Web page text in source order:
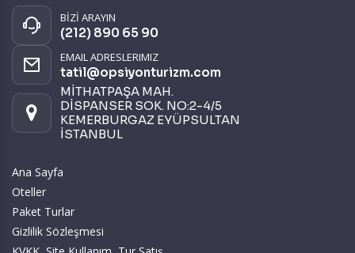
BİZİ ARAYIN
(212) 890 65 90
EMAIL ADRESLERIMIZ
tatil@opsiyonturizm.com
MİTHATPAŞA MAH.
DİSPANSER SOK. NO:2-4/5
KEMERBURGAZ EYÜPSULTAN
İSTANBUL
Ana Sayfa
Oteller
Paket Turlar
Gizlilik Sözleşmesi